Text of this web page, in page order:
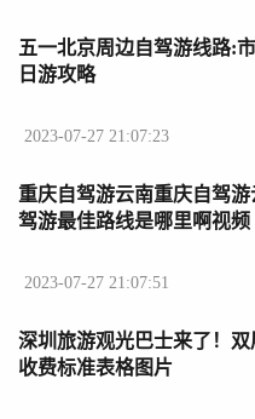
五一北京周边自驾游线路:
日游攻略
2023-07-27 21:07:23
重庆自驾游云南重庆自驾
驾游最佳路线是哪里啊视频
2023-07-27 21:07:51
深圳旅游观光巴士来了！
收费标准表格图片